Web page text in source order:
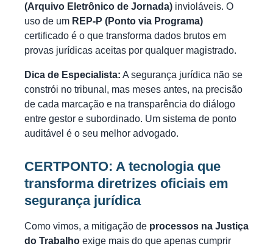
(Arquivo Eletrônico de Jornada) invioláveis. O
uso de um REP-P (Ponto via Programa)
certificado é o que transforma dados brutos em
provas jurídicas aceitas por qualquer magistrado.
Dica de Especialista: A segurança jurídica não se
constrói no tribunal, mas meses antes, na precisão
de cada marcação e na transparência do diálogo
entre gestor e subordinado. Um sistema de ponto
auditável é o seu melhor advogado.
CERTPONTO: A tecnologia que
transforma diretrizes oficiais em
segurança jurídica
Como vimos, a mitigação de processos na Justiça
do Trabalho exige mais do que apenas cumprir